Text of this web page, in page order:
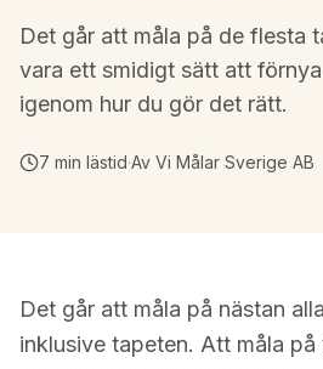
Det går att måla på de flesta
vara ett smidigt sätt att
igenom hur du gör det rätt.
7 min lästid·Av Vi Målar Sverige AB
Det går att måla på nästan
inklusive tapeten. Att måla